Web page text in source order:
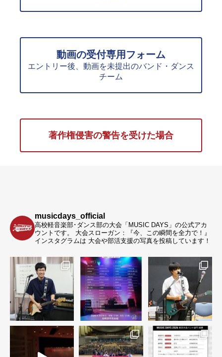
動画の受付専用フォーム
エントリー後、動画を未提出のバンド・ダンス
チーム
著作権侵害の警告を受けた場合
musicdays_official
高校軽音楽部･ダンス部の大会「MUSIC DAYS」の公式アカ
ウントです。
大会スローガン：『今、この瞬間を全力で！』
インスタグラムは 大会や部活支援の写真を投稿しています！